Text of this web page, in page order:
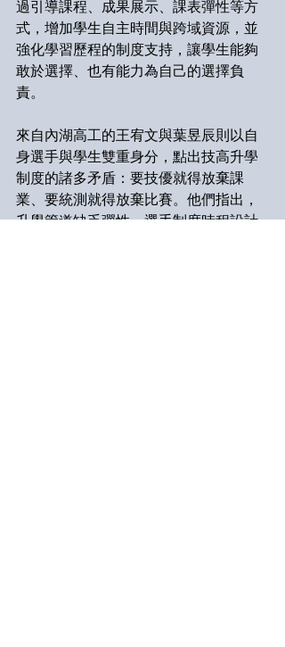
過引導課程、成果展示、課表彈性等方
式，增加學生自主時間與跨域資源，並
強化學習歷程的制度支持，讓學生能夠
敢於選擇、也有能力為自己的選擇負
責。
來自內湖高工的王宥文與葉昱辰則以自
身選手與學生雙重身分，點出技高升學
制度的諸多矛盾：要技優就得放棄課
業、要統測就得放棄比賽。他們指出，
升學管道缺乏彈性、選手制度時程設計